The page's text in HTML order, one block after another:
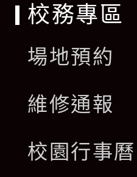
校務專區
場地預約
維修通報
校園行事曆